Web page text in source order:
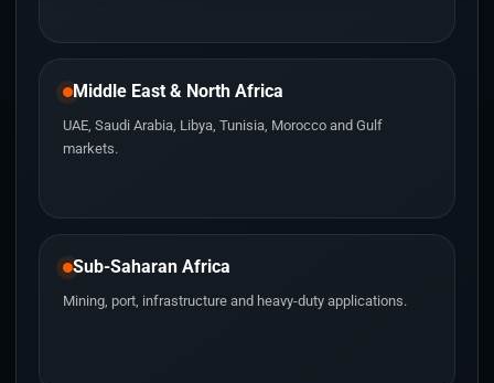
Middle East & North Africa
UAE, Saudi Arabia, Libya, Tunisia, Morocco and Gulf
markets.
Sub-Saharan Africa
Mining, port, infrastructure and heavy-duty applications.